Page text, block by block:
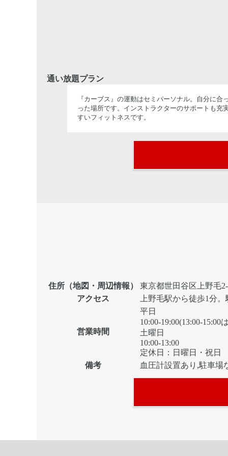
通い放題プラン
『カーブス』の運動はセミパーソナル。自分に
った場所です。インストラクターのサポートも
すいフィットネスです。
住所（地図・周辺情報）
東京都世田谷区上野毛
アクセス
上野毛駅から徒歩1分
営業時間
平日
10:00-19:00(13:00-15:00
土曜日
10:00-13:00
定休日：日曜日・祝日
備考
血圧計設置あり,駐車場